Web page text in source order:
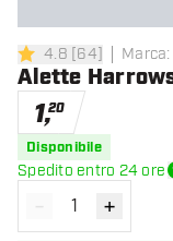
4.8 stelle di
4.8 [64] Marca:
Alette
1,20
Disponibile
Spedito entro 24 ore
Diminuisci
- +